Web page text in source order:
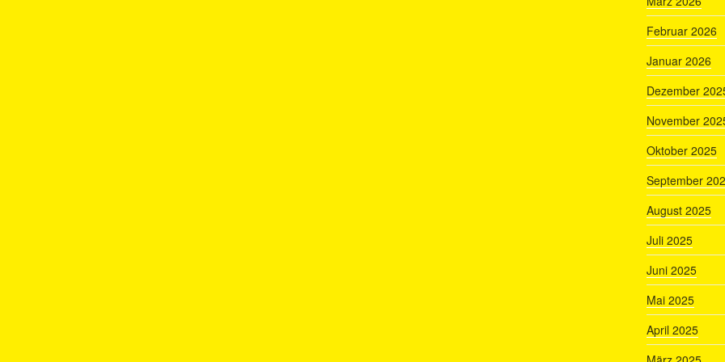
Februar 2026
Januar 2026
Dezember
November
Oktober 2025
September
August 2025
Juli 2025
Juni 2025
Mai 2025
April 2025